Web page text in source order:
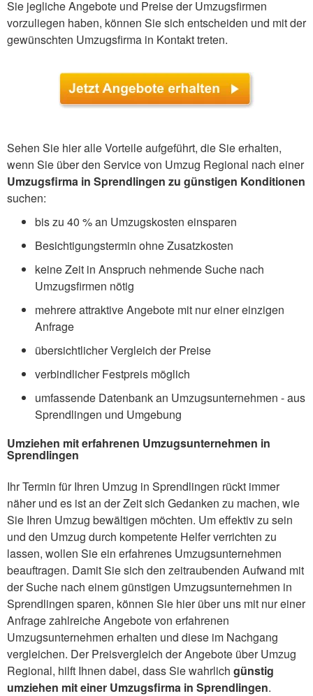
Sie jegliche Angebote und Preise der Umzugsfirmen
vorzuliegen haben, können Sie sich entscheiden und mit der
gewünschten Umzugsfirma in Kontakt treten.
Sehen Sie hier alle Vorteile aufgeführt, die Sie erhalten,
wenn Sie über den Service von Umzug Regional nach einer
Umzugsfirma in Sprendlingen zu günstigen Konditionen
suchen:
bis zu 40 % an Umzugskosten einsparen
Besichtigungstermin ohne Zusatzkosten
keine Zeit in Anspruch nehmende Suche nach
Umzugsfirmen nötig
mehrere attraktive Angebote mit nur einer einzigen
Anfrage
übersichtlicher Vergleich der Preise
verbindlicher Festpreis möglich
umfassende Datenbank an Umzugsunternehmen - aus
Sprendlingen und Umgebung
Umziehen mit erfahrenen Umzugsunternehmen in
Sprendlingen
Ihr Termin für Ihren Umzug in Sprendlingen rückt immer
näher und es ist an der Zeit sich Gedanken zu machen, wie
Sie Ihren Umzug bewältigen möchten. Um effektiv zu sein
und den Umzug durch kompetente Helfer verrichten zu
lassen, wollen Sie ein erfahrenes Umzugsunternehmen
beauftragen. Damit Sie sich den zeitraubenden Aufwand mit
der Suche nach einem günstigen Umzugsunternehmen in
Sprendlingen sparen, können Sie hier über uns mit nur einer
Anfrage zahlreiche Angebote von erfahrenen
Umzugsunternehmen erhalten und diese im Nachgang
vergleichen. Der Preisvergleich der Angebote über Umzug
Regional, hilft Ihnen dabei, dass Sie wahrlich günstig
umziehen mit einer Umzugsfirma in Sprendlingen.